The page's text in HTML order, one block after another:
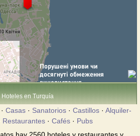
Hoteles en Turquía
Casas· Sanatorios· Castillos· Alquiler-
Restaurantes · Cafés · Pubs